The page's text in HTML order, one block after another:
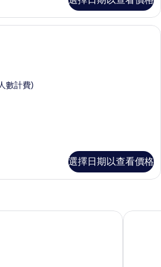
風格雙人房 | 客房內保險箱、遮光布/
數計費)
選擇日期以查看價格
台糖長